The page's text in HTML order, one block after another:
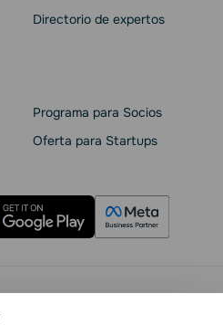
Directorio de expertos
Programa para Socios
Oferta para Startups